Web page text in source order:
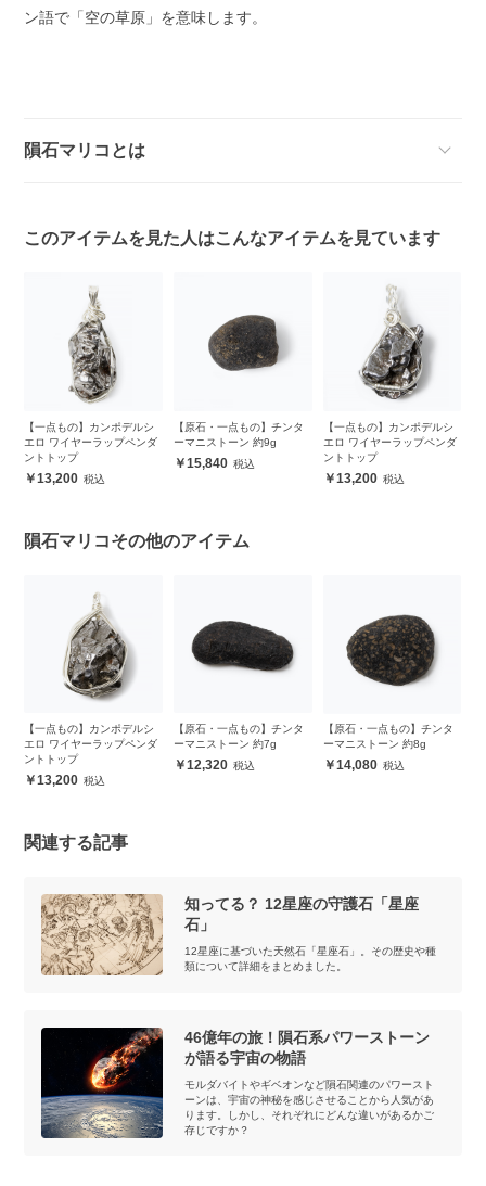
ン語で「空の草原」を意味します。
隕石マリコとは
このアイテムを見た人はこんなアイテムを見ています
【一点もの】カンポデルシ
エロ ワイヤーラップペンダ
ントトップ
13,200
【原石・一点もの】チンタ
ーマニストーン 約9g
15,840
【一点もの】カンポデルシ
エロ ワイヤーラップペンダ
ントトップ
13,200
隕石マリコその他のアイテム
【一点もの】カンポデルシ
エロ ワイヤーラップペンダ
ントトップ
13,200
【原石・一点もの】チンタ
ーマニストーン 約7g
12,320
【原石・一点もの】チンタ
ーマニストーン 約8g
14,080
関連する記事
知ってる？ 12星座の守護石「星座
石」
12星座に基づいた天然石「星座石」。その歴史や種
類について詳細をまとめました。
46億年の旅！隕石系パワーストーン
が語る宇宙の物語
モルダバイトやギベオンなど隕石関連のパワースト
ーンは、宇宙の神秘を感じさせることから人気があ
ります。しかし、それぞれにどんな違いがあるかご
存じですか？